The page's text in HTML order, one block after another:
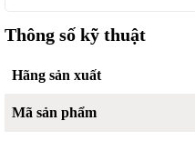
Thông số kỹ thuật
Hãng sản xuất
Mã sản phẩm